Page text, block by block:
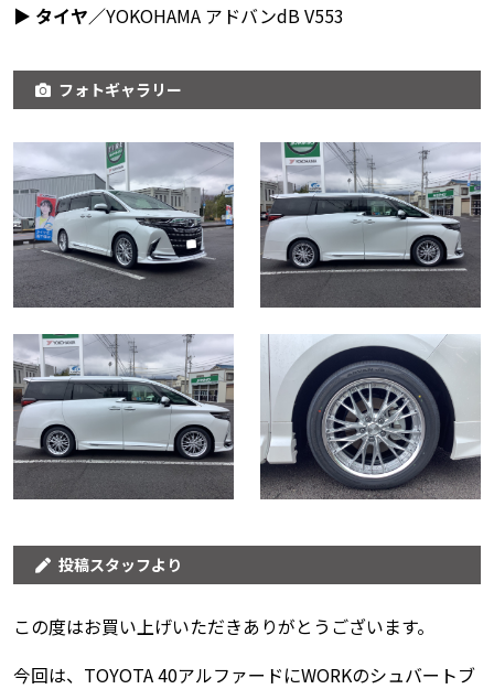
▶︎ タイヤ／YOKOHAMA アドバンdB V553
フォトギャラリー
投稿スタッフより
この度はお買い上げいただきありがとうございます。
今回は、TOYOTA 40アルファードにWORKのシュバートブ